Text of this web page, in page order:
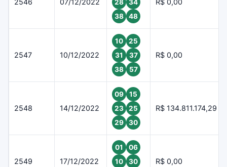
2546 07/12/2022
28
34
38
48
R$ 0,00
2547 10/12/2022
10
25
31
37
38
57
R$ 0,00
2548 14/12/2022
09
15
23
25
29
30
R$ 134.811.174,29
2549 17/12/2022
01
06
10
30
R$ 0,00